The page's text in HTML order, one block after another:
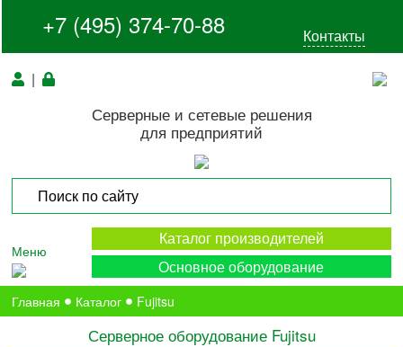
+7 (495) 374-70-88 Контакты
|
Серверные и сетевые решения
для предприятий
Меню
Каталог производителей
Основное оборудование
Главная Каталог Fujitsu
Серверное оборудование Fujitsu